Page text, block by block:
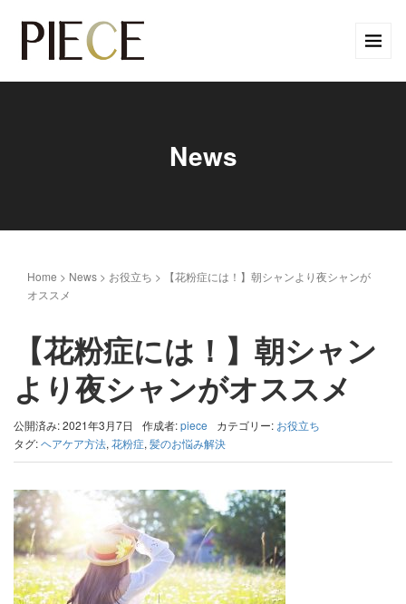
News
Home > News > お役立ち >
【花粉症には！】朝シャンより夜シャンが
オススメ
【花粉症には！】朝シャン
より夜シャンがオススメ
公開済み: 2021年3月7日 作成者:piece カテゴリー: お役立ち
タグ:ヘアケア方法, 花粉症, 髪のお悩み解決